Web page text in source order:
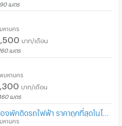
เมตร
หานคร
บาท/เดือน
เมตร
มหานคร
บาท/เดือน
เมตร
หานคร